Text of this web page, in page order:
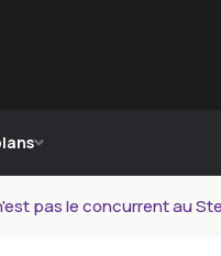
pas le concurrent au